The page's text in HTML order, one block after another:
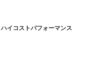
コストパフォーマンス